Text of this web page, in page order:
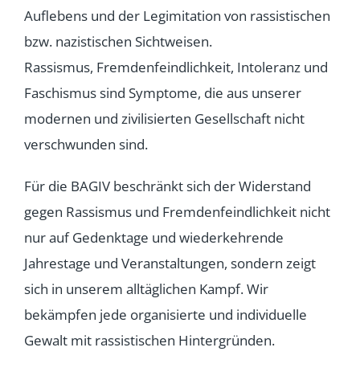
Auflebens und der Legimitation von rassistischen
bzw. nazistischen Sichtweisen.
Rassismus, Fremdenfeindlichkeit, Intoleranz und
Faschismus sind Symptome, die aus unserer
modernen und zivilisierten Gesellschaft nicht
verschwunden sind.
Für die BAGIV beschränkt sich der Widerstand
gegen Rassismus und Fremdenfeindlichkeit nicht
nur auf Gedenktage und wiederkehrende
Jahrestage und Veranstaltungen, sondern zeigt
sich in unserem alltäglichen Kampf. Wir
bekämpfen jede organisierte und individuelle
Gewalt mit rassistischen Hintergründen.